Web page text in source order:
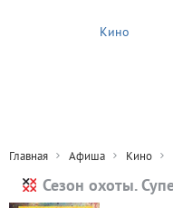
Кино
Главная Афиша Кино
Сезон охоты.